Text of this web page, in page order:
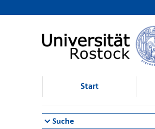
Browsen
direkt zum Inhalt
Start
Suche